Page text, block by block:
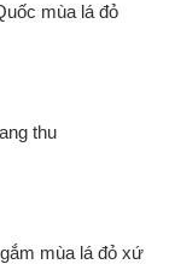
mùa lá đỏ
thu
mùa lá đỏ xứ